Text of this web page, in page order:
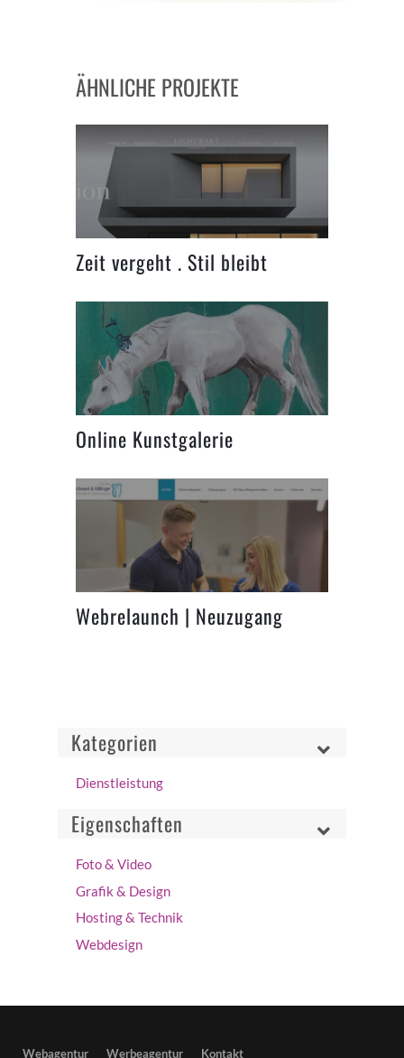
ÄHNLICHE PROJEKTE
Zeit vergeht . Stil bleibt
Online Kunstgalerie
Webrelaunch | Neuzugang
Kategorien
Dienstleistung
Eigenschaften
Foto & Video
Grafik & Design
Hosting & Technik
Webdesign
Webagentur Werbeagentur Kontakt